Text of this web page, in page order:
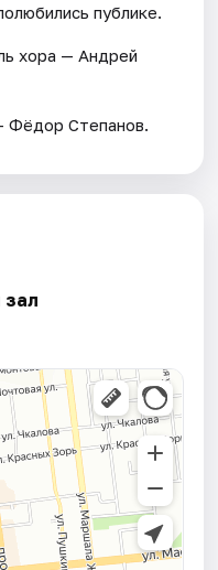
публике.
хора — Андрей
Фёдор Степанов.